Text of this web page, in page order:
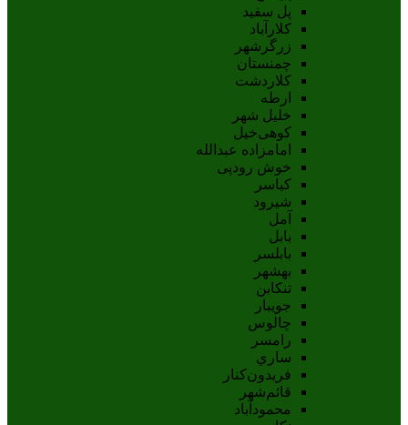
پل سفید
کلارآباد
زرگرشهر
چمنستان
کلاردشت
ارطه
خلیل شهر
کوهی‌خیل
امامزاده عبدالله
خوش رودپی
کیاسر
شیرود
آمل
بابل
بابلسر
بهشهر
تنکابن
جويبار
چالوس
رامسر
ساري
فريدون‌کنار
قائم‌شهر
محمودآباد